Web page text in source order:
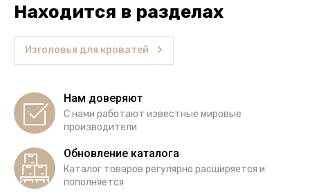
Находится в разделах
Изголовья для кроватей
Нам доверяют
С нами работают известные мировые
производители
Обновление каталога
Каталог товаров регулярно расширяется и
пополняется